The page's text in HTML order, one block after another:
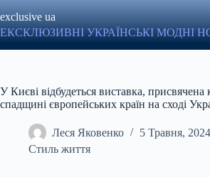
до
вмісту
exclusive ua
ЕКСКЛЮЗИВНІ УКРАЇНСЬКІ МОДНІ
У Києві відбудеться виставка, присвячена
спадщині європейських країн на сході
Леся Яковенко
5 Травня, 2024
Стиль життя